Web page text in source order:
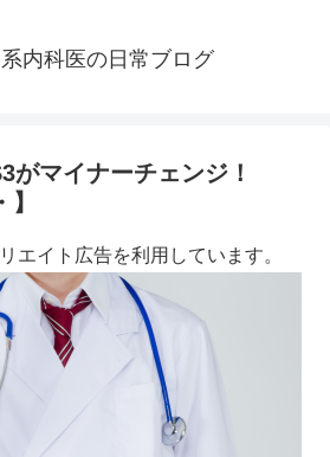
内科医の日常ブログ
がマイナーチェンジ！
エイト広告を利用しています。